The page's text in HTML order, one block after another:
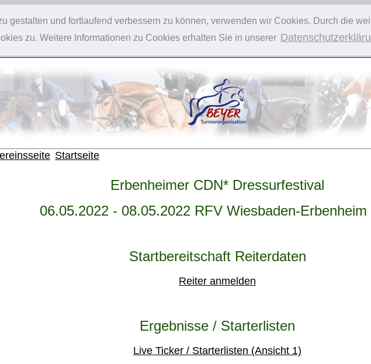
gestalten und fortlaufend verbessern zu können, verwenden wir Cookies. Durch die
zu. Weitere Informationen zu Cookies erhalten Sie in unserer
Startseite
Erbenheimer CDN* Dressurfestival
06.05.2022 - 08.05.2022 RFV Wiesbaden-Erbenheim
Startbereitschaft Reiterdaten
Reiter anmelden
Ergebnisse / Starterlisten
Live Ticker / Starterlisten (Ansicht 1)